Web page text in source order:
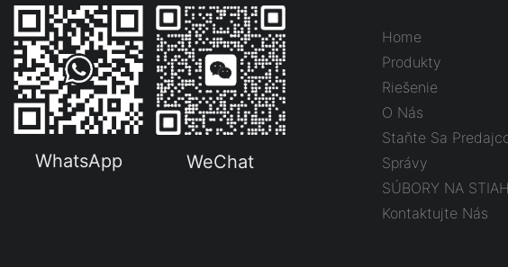
WhatsApp WeChat
Home
Produkty
Riešenie
O Nás
Staňte Sa
Správy
SÚBORY NA
Kontaktujte Nás